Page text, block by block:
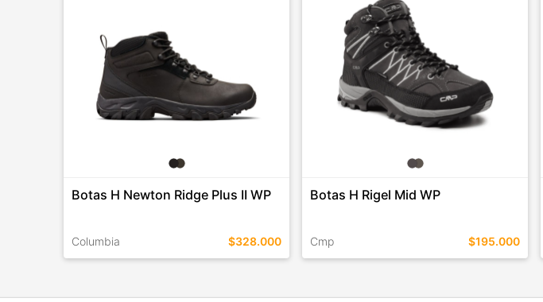
Botas H Newton Ridge Plus II WP
Columbia $328.000
Botas H Rigel Mid WP
Cmp $195.000